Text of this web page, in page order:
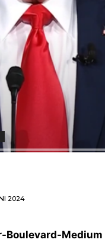
2024
Boulevard-Medium